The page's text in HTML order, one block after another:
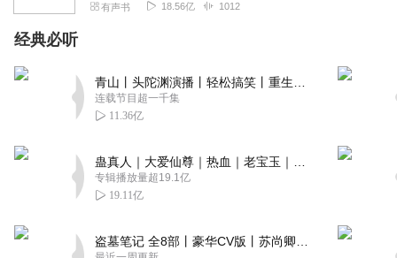
有声书 18.56亿 1012
经典必听
连载节目超一千集
11.36亿
专辑播放量超19.1亿
19.11亿